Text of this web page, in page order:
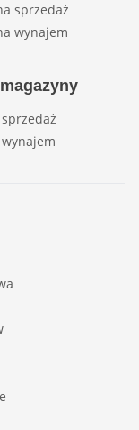
sprzedaż
wynajem